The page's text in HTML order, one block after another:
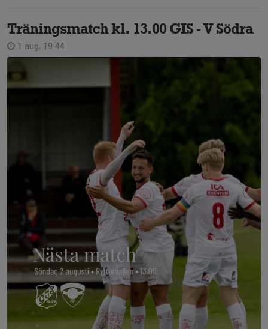
Träningsmatch kl. 13.00 GIS - V Södra
1 aug, 19:44